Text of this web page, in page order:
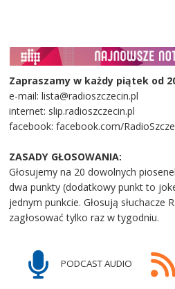
Zapraszamy w każdy piątek od
e-mail: lista@radioszczecin.pl
internet: slip.radioszczecin.pl
facebook: facebook.com/
ZASADY GŁOSOWANIA:
Głosujemy na 20 dowolnych
dwa punkty (dodatkowy punkt to
jednym punkcie. Głosują słuchacze
zagłosować tylko raz w tygodniu.
PODCAST AUDIO